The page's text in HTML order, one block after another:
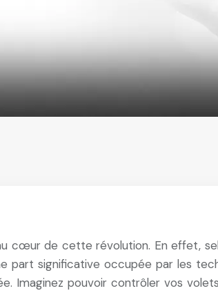
cœur de cette révolution. En effet,
part significative occupée par les
Imaginez pouvoir contrôler vos